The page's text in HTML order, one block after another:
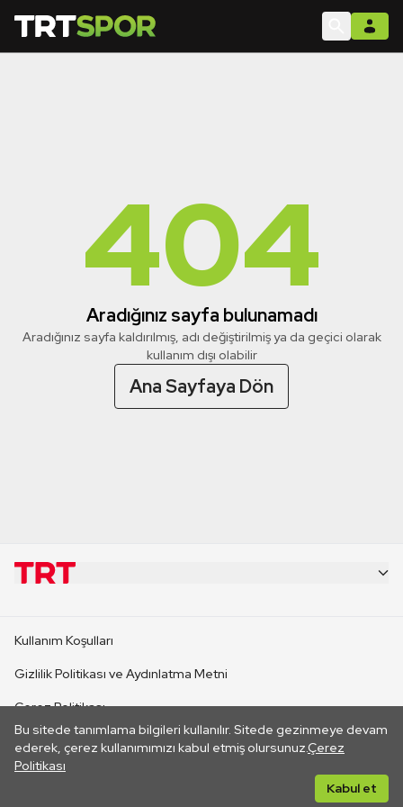
404
Aradığınız sayfa bulunamadı
Aradığınız sayfa kaldırılmış, adı değiştirilmiş ya da geçici olarak
kullanım dışı olabilir
Ana Sayfaya Dön
Bu sitede tanımlama bilgileri kullanılır. Sitede gezinmeye devam
ederek, çerez kullanımımızı kabul etmiş olursunuz.Çerez
Politikası
Kabul et
CANLI YAYINLAR
Kullanım Koşulları
Gizlilik Politikası ve Aydınlatma Metni
Çerez Politikası
İletişim
Her hakkı saklıdır. ©2026 TRT. Bağlantı yoluyla gidilen dış